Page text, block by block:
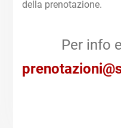
della prenotazione.
Per info